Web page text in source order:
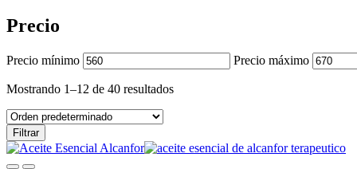
Precio
Precio mínimo Precio máximo
Mostrando 1–12 de 40 resultados
Filtrar